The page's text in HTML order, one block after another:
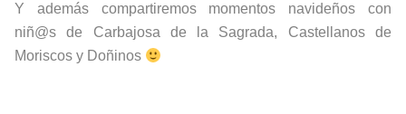
Y además compartiremos momentos navideños con
niñ@s de Carbajosa de la Sagrada, Castellanos de
Moriscos y Doñinos